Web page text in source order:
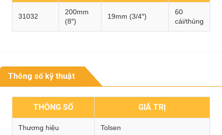
31032
200mm
(8″)
19mm (3/4″)
60
cái/thùng
Thông số kỹ thuật
THÔNG SỐ GIÁ TRỊ
Thương hiệu Tolsen